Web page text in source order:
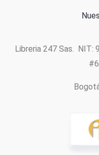
Libreria 247 Sas. NIT: